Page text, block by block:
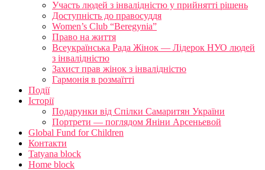
Участь людей з інвалідністю у прийнятті рішень
Доступність до правосуддя
Women’s Club “Beregynia”
Право на життя
Всеукраїнська Рада Жінок — Лідерок НУО людей
з інвалідністю
Захист прав жінок з інвалідністю
Гармонія в розмаїтті
Події
Історії
Подарунки від Спілки Самаритян України
Портрети — поглядом Яніни Арсеньевой
Global Fund for Children
Контакти
Tatyana block
Home block